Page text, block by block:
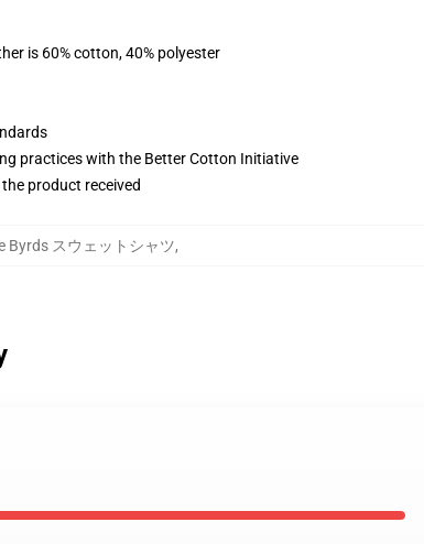
is 60% cotton, 40% polyester
practices with the Better Cotton Initiative
product received
Byrds スウェットシャツ,